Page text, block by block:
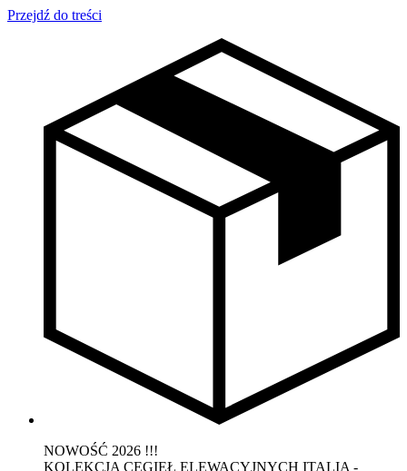
Przejdź do treści
NOWOŚĆ 2026 !!!
KOLEKCJA CEGIEŁ ELEWACYJNYCH ITALIA -